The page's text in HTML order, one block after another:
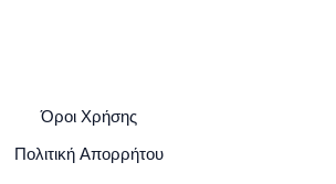
Όροι Χρήσης
Πολιτική Απορρήτου